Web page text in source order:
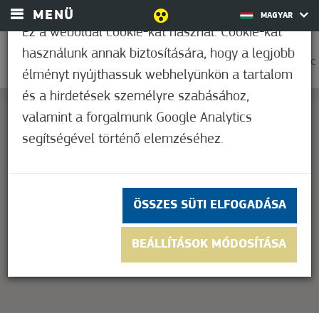
MENÜ MAGYAR
0
27,8°C
This page can't load Google Maps correctly.
Do you own this website? OK
Ez a weboldal cookie-kat használ. Cookie-kat
használunk annak biztosítására, hogy a legjobb
élményt nyújthassuk webhelyünkön a tartalom
és a hirdetések személyre szabásához,
valamint a forgalmunk Google Analytics
segítségével történő elemzéséhez.
ÖSSZES SÜTI ELFOGADÁSA
BEÁLLÍTÁSOK MÓDOSÍTÁSA